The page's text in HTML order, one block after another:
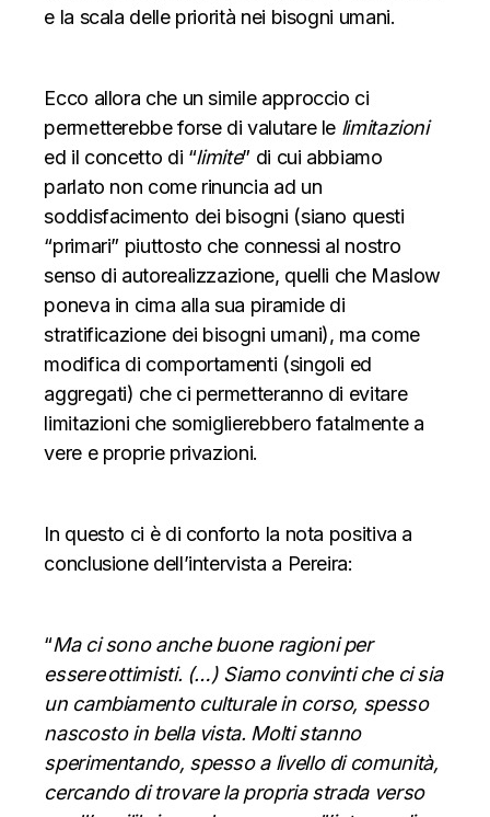
e la scala delle priorità nei bisogni umani.
Ecco allora che un simile approccio ci
permetterebbe forse di valutare le limitazioni
ed il concetto di “limite” di cui abbiamo
parlato non come rinuncia ad un
soddisfacimento dei bisogni (siano questi
“primari” piuttosto che connessi al nostro
senso di autorealizzazione, quelli che Maslow
poneva in cima alla sua piramide di
stratificazione dei bisogni umani), ma come
modifica di comportamenti (singoli ed
aggregati) che ci permetteranno di evitare
limitazioni che somiglierebbero fatalmente a
vere e proprie privazioni.
In questo ci è di conforto la nota positiva a
conclusione dell’intervista a Pereira:
“Ma ci sono anche buone ragioni per
essereottimisti. (…) Siamo convinti che ci sia
un cambiamento culturale in corso, spesso
nascosto in bella vista. Molti stanno
sperimentando, spesso a livello di comunità,
cercando di trovare la propria strada verso